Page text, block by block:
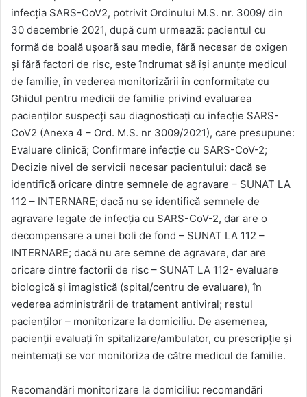
infecţia SARS-CoV2, potrivit Ordinului M.S. nr. 3009/ din
30 decembrie 2021, după cum urmează: pacientul cu
formă de boală uşoară sau medie, fără necesar de oxigen
şi fără factori de risc, este îndrumat să îşi anunţe medicul
de familie, în vederea monitorizării în conformitate cu
Ghidul pentru medicii de familie privind evaluarea
pacienţilor suspecţi sau diagnosticaţi cu infecţie SARS-
CoV2 (Anexa 4 – Ord. M.S. nr 3009/2021), care presupune:
Evaluare clinică; Confirmare infecţie cu SARS-CoV-2;
Decizie nivel de servicii necesar pacientului: dacă se
identifică oricare dintre semnele de agravare – SUNAT LA
112 – INTERNARE; dacă nu se identifică semnele de
agravare legate de infecţia cu SARS-CoV-2, dar are o
decompensare a unei boli de fond – SUNAT LA 112 –
INTERNARE; dacă nu are semne de agravare, dar are
oricare dintre factorii de risc – SUNAT LA 112- evaluare
biologică şi imagistică (spital/centru de evaluare), în
vederea administrării de tratament antiviral; restul
pacienţilor – monitorizare la domiciliu. De asemenea,
pacienţii evaluaţi în spitalizare/ambulator, cu prescripţie şi
neintemaţi se vor monitoriza de către medicul de familie.
Recomandări monitorizare la domiciliu: recomandări